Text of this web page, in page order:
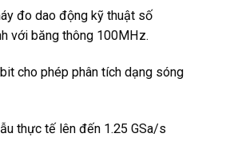
đo dao động kỹ thuật số
với băng thông 100MHz.
cho phép phân tích dạng sóng
thực tế lên đến 1.25 GSa/s